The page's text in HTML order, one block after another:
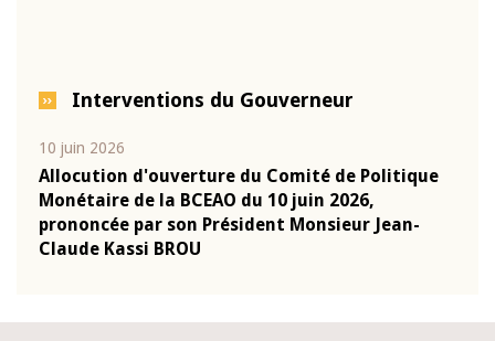
Interventions du Gouverneur
10 juin 2026
Allocution d'ouverture du Comité de Politique
Monétaire de la BCEAO du 10 juin 2026,
prononcée par son Président Monsieur Jean-
Claude Kassi BROU